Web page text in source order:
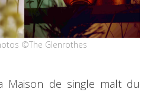
©The Glenrothes
Maison de single malt du